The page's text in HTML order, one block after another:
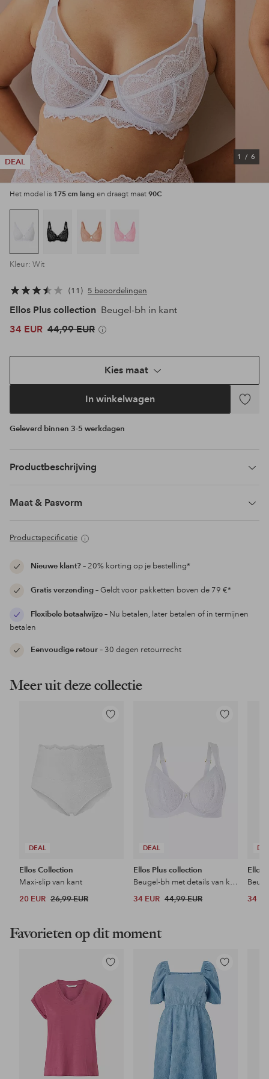
DEAL
1 / 6
Het model is 175 cm lang en draagt maat 90C
Kleur: Wit
11 5 beoordelingen
Ellos Plus collection Beugel-bh in kant
34 EUR 44,99 EUR
Kies maat
In winkelwagen
Geleverd binnen 3-5 werkdagen
Productbeschrijving
Maat & Pasvorm
Productspecificatie
Nieuwe klant?– 20% korting op je bestelling*
Gratis verzending– Geldt voor pakketten boven de 79 €*
Flexibele betaalwijze– Nu betalen, later betalen of in termijnen
betalen
Eenvoudige retour– 30 dagen retourrecht
Meer uit deze collectie
DEAL
Toevoegen
Ellos Collection
Maxi-slip van kant
20 EUR 26,99 EUR
DEAL
Toevoegen
Ellos Plus collection
Beugel-bh met details van kant
34 EUR 44,99 EUR
Ellos
34
Favorieten op dit moment
Toevoegen
favorieten
Toevoegen
aan
favorieten